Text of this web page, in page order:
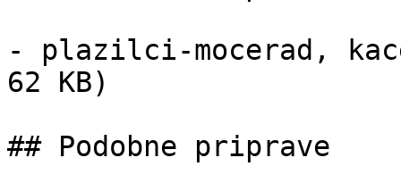
- plazilci-mocerad,
62 KB)
## Podobne priprave